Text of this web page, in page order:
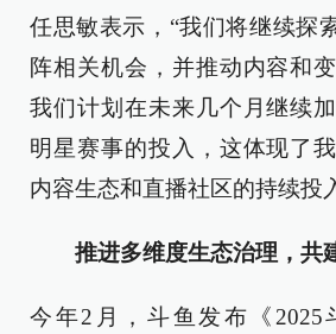
任思敏表示，“我们将继续探
阵相关机会，并推动内容和
我们计划在未来几个月继续
明星赛事的投入，这体现了
内容生态和直播社区的持续投
推进多维度生态治理，共
今年2月，斗鱼发布《2025